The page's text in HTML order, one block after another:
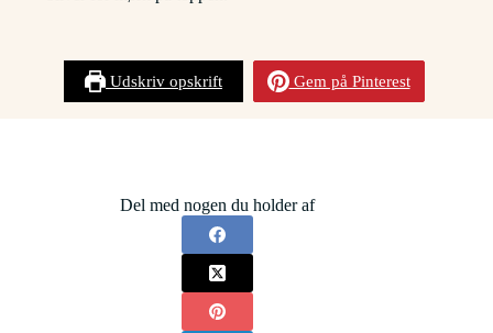
Udskriv opskrift Gem på Pinterest
Del med nogen du holder af